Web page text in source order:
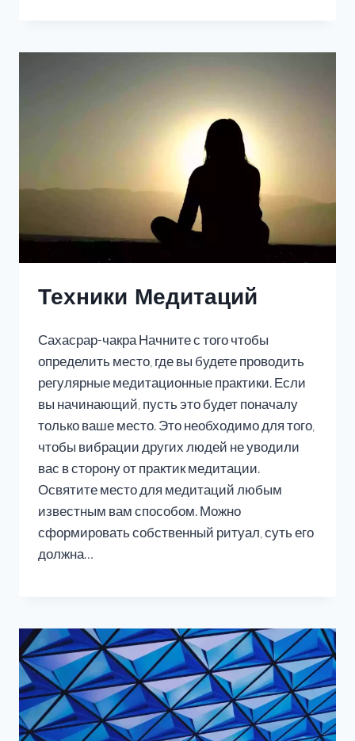
Техники Медитаций
Сахасрар-чакра Начните с того чтобы
определить место, где вы будете проводить
регулярные медитационные практики. Если
вы начинающий, пусть это будет поначалу
только ваше место. Это необходимо для того,
чтобы вибрации других людей не уводили
вас в сторону от практик медитации.
Освятите место для медитаций любым
известным вам способом. Можно
сформировать собственный ритуал, суть его
должна…